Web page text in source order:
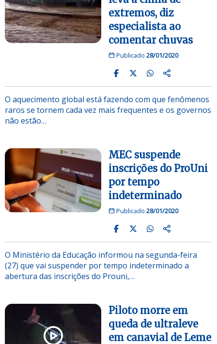
extremos, diz
especialista ao
comentar chuvas
Publicado 28/01/2020
O aquecimento global está fazendo com que fenômenos
raros se tornem cada vez mais frequentes e os governos
não estão…
MEC suspende
inscrições do ProUni
por tempo
indeterminado
Publicado 28/01/2020
O Ministério da Educação informou na segunda-feira
(27) que vai suspender por tempo indeterminado a
abertura das inscrições do Prouni,…
Piloto morre em
queda de ultraleve
em canavial de Leme